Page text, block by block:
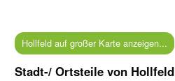
Hollfeld auf großer Karte anzeigen...
Stadt-/ Ortsteile von Hollfeld